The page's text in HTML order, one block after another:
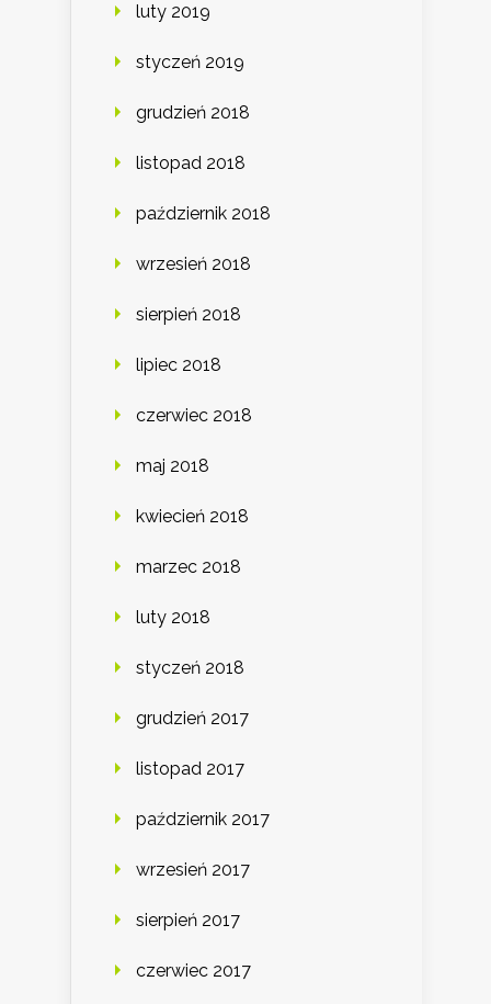
luty 2019
styczeń 2019
grudzień 2018
listopad 2018
październik 2018
wrzesień 2018
sierpień 2018
lipiec 2018
czerwiec 2018
maj 2018
kwiecień 2018
marzec 2018
luty 2018
styczeń 2018
grudzień 2017
listopad 2017
październik 2017
wrzesień 2017
sierpień 2017
czerwiec 2017